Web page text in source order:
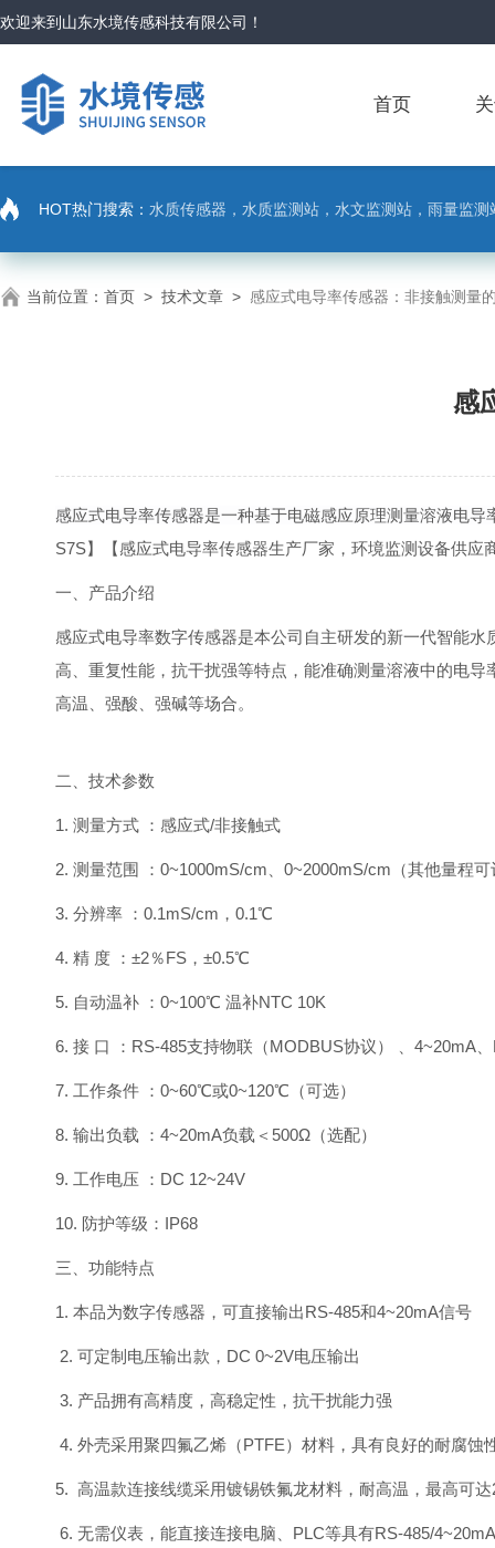
欢迎来到 山东水境传感科技有限公司 ！
首页
HOT热门搜索： 水质传感器，水质监测站，水文监测站，雨量监
当前位置： 首页 > 技术文章 > 感应式电导率传感器：非接触测量
感
感应式电导率传感器是一种基于电磁感应原理测量溶液电
S7S】【感应式电导率传感器生产厂家，环境监测设备供应
一、产品介绍
感应式电导率数字传感器是本公司自主研发的新一代智能
高、重复性能，抗干扰强等特点，能准确测量溶液中的电
高温、强酸、强碱等场合。
二、技术参数
1. 测量方式 ：感应式/非接触式
2. 测量范围 ：0~1000mS/cm、0~2000mS/cm（其他量程可
3. 分辨率 ：0.1mS/cm，0.1℃
4. 精 度 ：±2％FS，±0.5℃
5. 自动温补 ：0~100℃ 温补NTC 10K
6. 接 口 ：RS-485支持物联（MODBUS协议） 、4~20mA
7. 工作条件 ：0~60℃或0~120℃（可选）
8. 输出负载 ：4~20mA负载＜500Ω（选配）
9. 工作电压 ：DC 12~24V
10. 防护等级：IP68
三、功能特点
1. 本品为数字传感器，可直接输出RS-485和4~20mA信号
2. 可定制电压输出款，DC 0~2V电压输出
3. 产品拥有高精度，高稳定性，抗干扰能力强
4. 外壳采用聚四氟乙烯（PTFE）材料，具有良好的耐腐蚀
5. 高温款连接线缆采用镀锡铁氟龙材料，耐高温，最高可达
6. 无需仪表，能直接连接电脑、PLC等具有RS-485/